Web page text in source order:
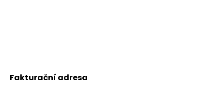
Fakturační adresa